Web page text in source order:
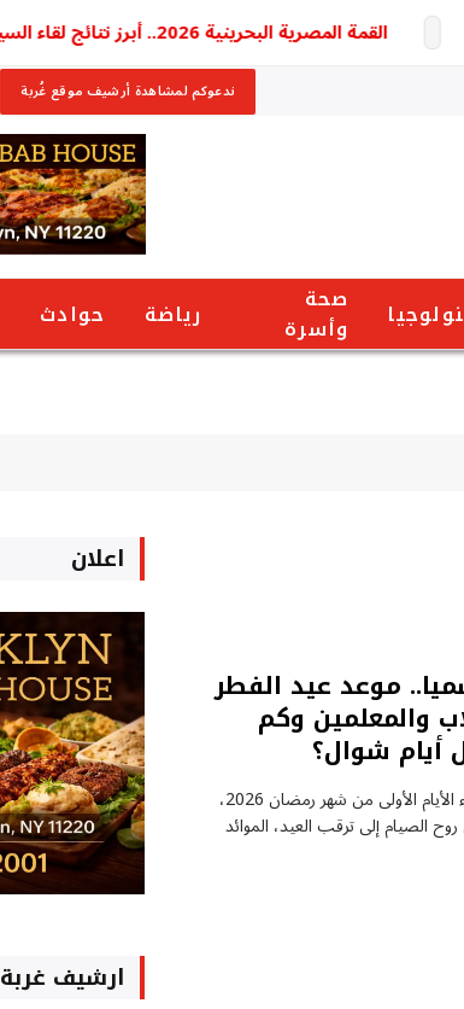
القمة المصرية البحرينية 2026.. أبرز نتائج لقاء السيسي وملك البحرين بشأن غزة والأمن الإقليمي ورسائل مهمة للمنطقة
ندعوكم لمشاهدة أرشيف موقع غُربة
صحة
وأسرة
رياضة حوادث
موعد عيد الفطر
والمعلمين وكم
أيام شوال؟
موعد عيد الفطر 2026، مع انقضاء الأيام الأولى من شهر رمضان 2026،
الصيام إلى ترقب العيد، الموائد
اعلان
ارشيف غربة